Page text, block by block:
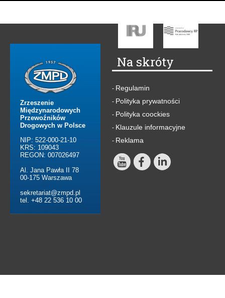
Zrzeszenie
Międzynarodowych
Przewoźników
Drogowych w Polsce
NIP: 522-000-21-10
KRS: 109043
REGON: 007026497
Al. Jana Pawła II 78
00-175 Warszawa
sekretariat@zmpd.pl
tel. +48 22 536 10 00
Na skróty
- Regulamin
- Polityka prywatności
- Polityka coockies
- Klauzule informacyjne
- Reklama